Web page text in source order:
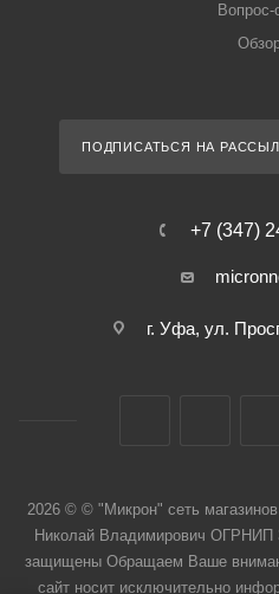
Вопрос-
ПОДПИСАТЬСЯ НА
+7 (347)
г. Уфа, ул.
2026 © © "Микрон" сеть
Николай Владимирович ОГРНИП
защищены Обращаем Ваше
сайт носит исключительно